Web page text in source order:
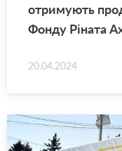
отримують
Фонду Ріната
20.04.2024